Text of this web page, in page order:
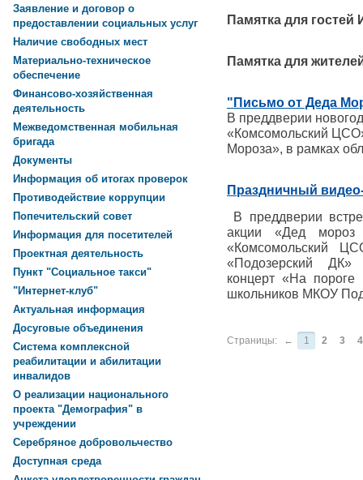
Памятка для гостей
Памятка для
"Письмо от Деда
В преддверии
«Комсомольский
Мороза», в рамках
Праздничный
В преддверии
акции «Дед
«Комсомольский
«Подозерский ДК»
концерт «На пороге
школьников МКОУ
Страницы: ← 1 2 3 4
Заявление и договор о
предоставлении социальных услуг
Наличие свободных мест
Материально-техническое
обеспечение
Финансово-хозяйственная
деятельность
Межведомственная мобильная
бригада
Документы
Информация об итогах проверок
Противодействие коррупции
Попечительский совет
Информация для посетителей
Проектная деятельность
Пункт "Социальное такси"
"Интернет-клуб"
Актуальная информация
Досуговые объединения
Система комплексной
реабилитации и абилитации
инвалидов
О реализации национального
проекта "Демография" в
учреждении
Серебряное добровольчество
Доступная среда